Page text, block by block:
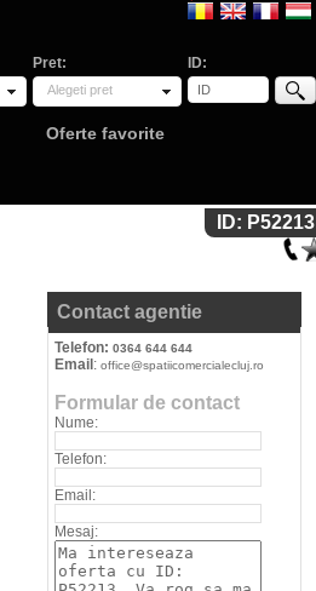
Pret:
Alegeti pret
ID:
Oferte favorite
ID: P52213
Contact agentie
Telefon: 0364 644 644
Email : office@spatiicomercialecluj.ro
Formular de contact
Nume:
Telefon:
Email:
Mesaj: